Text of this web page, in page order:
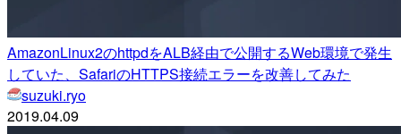
AmazonLinux2のhttpdをALB経由で公開するWeb環境で発生
していた、SafariのHTTPS接続エラーを改善してみた
suzuki.ryo
2019.04.09